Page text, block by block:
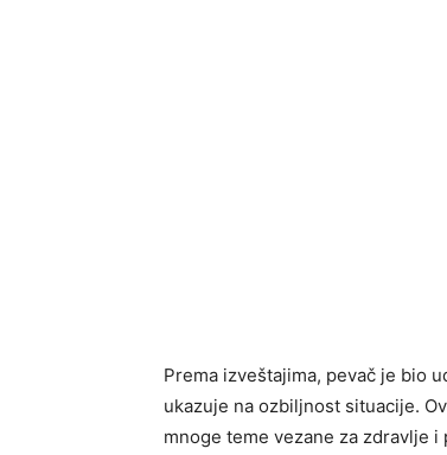
Prema izveštajima, pevač je bio
ukazuje na ozbiljnost situacije.
mnoge teme vezane za zdravlje